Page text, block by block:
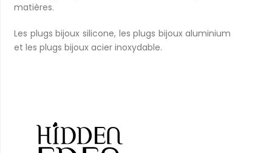
matières.
Les plugs bijoux silicone, lesplugs bijoux aluminium
et lesplugs bijoux acier inoxydable.